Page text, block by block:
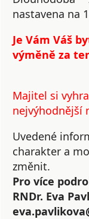
nastavena na
Je Vám Váš
výměně za
Majitel si
nejvýhodnější
Uvedené
charakter a
změnit.
Pro více
RNDr. Eva